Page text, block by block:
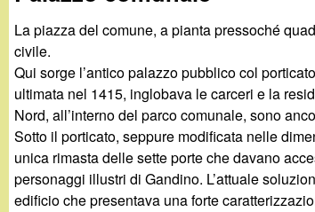
w
.
g
a
n
sei
qui
La piazza del comune, a pianta pressoché
civile.
Qui sorge l’antico palazzo pubblico col
ultimata nel 1415, inglobava le carceri e la
Nord, all’interno del parco comunale, sono
Sotto il porticato, seppure modificata nelle
unica rimasta delle sette porte che davano
personaggi illustri di Gandino. L’attuale
edificio che presentava una forte